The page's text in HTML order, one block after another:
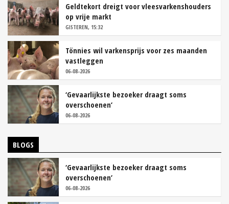
Geldtekort dreigt voor vleesvarkenshouders
op vrije markt
GISTEREN, 15:32
Tönnies wil varkensprijs voor zes maanden
vastleggen
06-08-2026
‘Gevaarlijkste bezoeker draagt soms
overschoenen’
06-08-2026
BLOGS
‘Gevaarlijkste bezoeker draagt soms
overschoenen’
06-08-2026